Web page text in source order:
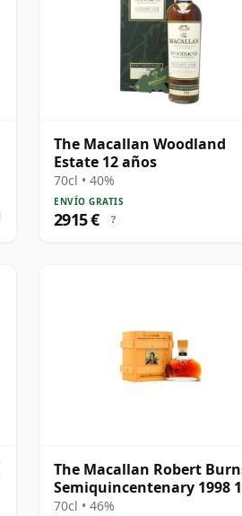
The Macallan Woodland
Estate 12 años
70cl • 40%
ENVÍO GRATIS
2915 € ?
The Macallan Robert
Semiquincentenary 1998
años
70cl • 46%